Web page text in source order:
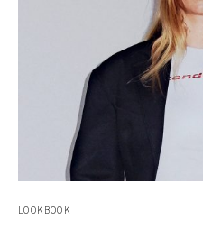
LOOKBOOK